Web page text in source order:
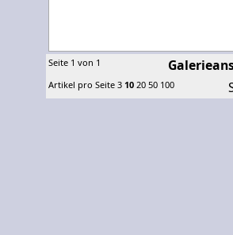
Seite 1 von 1
Artikel pro Seite 3 10 20 50 100